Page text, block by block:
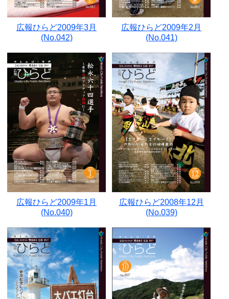
広報ひらど2009年3月
(No.042)
広報ひらど2009年2月
(No.041)
広報ひらど2009年1月
(No.040)
広報ひらど2008年12月
(No.039)